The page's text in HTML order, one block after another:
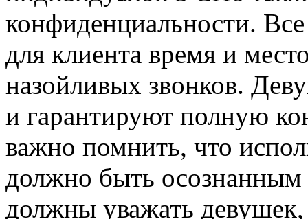
конфиденциальности.
для клиента время и
назойливых звонков.
и гарантируют полную
важно помнить, что
должно быть
должны уважать